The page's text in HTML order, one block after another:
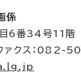
係
6番34号11階
ァクス：082-